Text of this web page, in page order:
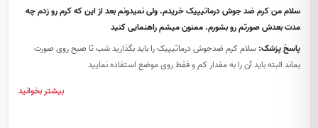
سلام من کرم ضد جوش درماتیپیک خریدم. ولی نمیدونم بعد از این که کرم رو زدم چه
مدت بعدش صورتم رو بشورم. ممنون میشم راهنمایی کنید
پاسخ پزشک: سلام کرم ضدجوش درماتیپیک را باید بگذارید شب تا صبح روی صورت
بماند البته باید آن را به مقدار کم و فقط روی موضع استفاده نمایید
بیشتر بخوانید